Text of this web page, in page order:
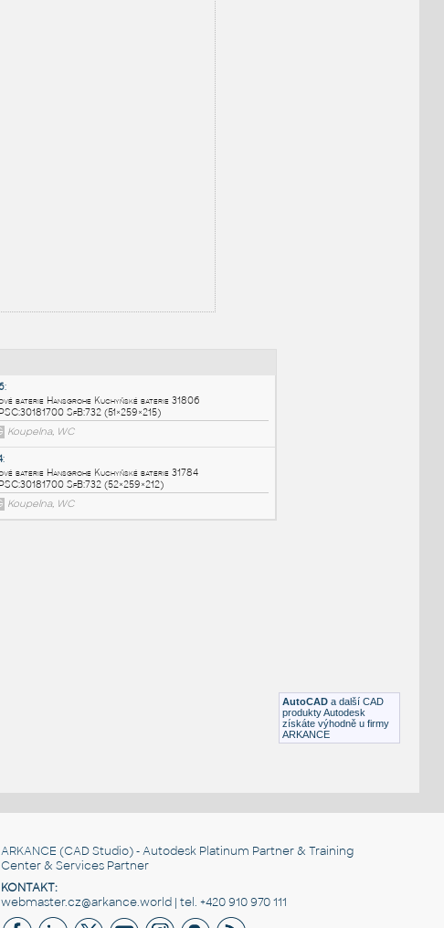
AutoCAD a další CAD
produkty Autodesk
získáte výhodně u firmy
ARKANCE
ARKANCE (CAD Studio) - Autodesk Platinum Partner & Training
Center & Services Partner
KONTAKT:
webmaster.cz@arkance.world | tel. +420 910 970 111